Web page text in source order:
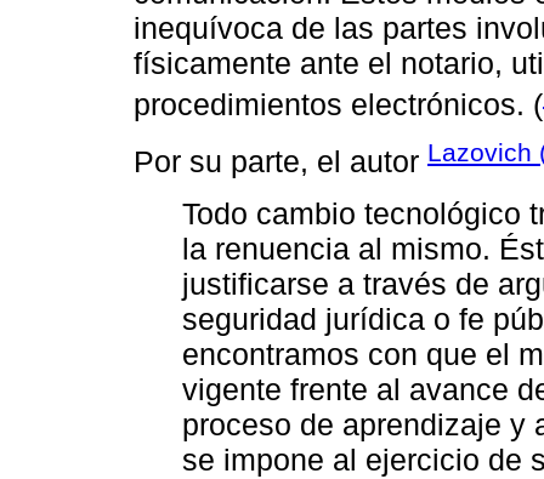
inequívoca de las partes
físicamente ante el notario,
procedimientos electrónicos. (
Por su parte, el autor Lazovich
Todo cambio tecnológico
la renuencia al mismo.
justificarse a través de
seguridad jurídica o fe
encontramos con que el
vigente frente al avance
proceso de aprendizaje y
se impone al ejercicio de